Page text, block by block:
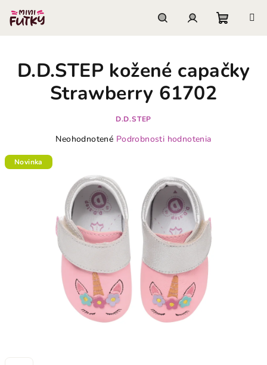
obsah
košík
D.D.STEP kožené capačky
Strawberry 61702
D.D.STEP
Priemerné
hviezdičiek.
Neohodnotené Podrobnosti hodnotenia
Novinka